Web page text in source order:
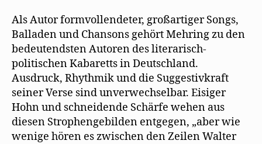
Als Autor formvollendeter, großartiger Songs,
Balladen und Chansons gehört Mehring zu den
bedeutendsten Autoren des literarisch-
politischen Kabaretts in Deutschland.
Ausdruck, Rhythmik und die Suggestivkraft
seiner Verse sind unverwechselbar. Eisiger
Hohn und schneidende Schärfe wehen aus
diesen Strophengebilden entgegen, „aber wie
wenige hören es zwischen den Zeilen Walter